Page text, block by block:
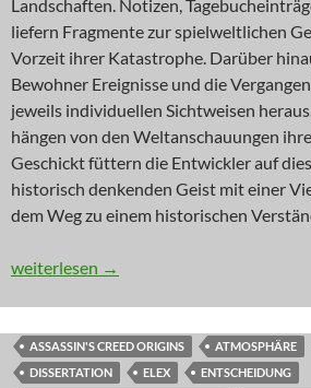
Landschaften. Notizen,
liefern Fragmente zur spielweltlichen
Vorzeit ihrer Katastrophe. Darüber
Bewohner Ereignisse und die
jeweils individuellen Sichtweisen
hängen von den Weltanschauungen
Geschickt füttern die Entwickler auf
historisch denkenden Geist mit einer
dem Weg zu einem historischen
INNOVATION: Elex mia doch am Oarsch
weiterlesen →
ASSASSIN'S CREED ORIGINS ATMOSPHÄRE
DISSERTATION
ELEX
ENTSCHEIDUNG